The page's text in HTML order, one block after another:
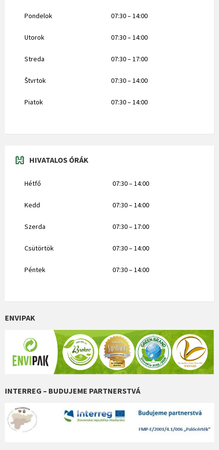
Pondelok 07:30 – 14:00
Utorok 07:30 – 14:00
Streda 07:30 – 17:00
Štvrtok 07:30 – 14:00
Piatok 07:30 – 14:00
HIVATALOS ÓRÁK
Hétfő 07:30 – 14:00
Kedd 07:30 – 14:00
Szerda 07:30 – 17:00
Csütörtök 07:30 – 14:00
Péntek 07:30 – 14:00
ENVIPAK
INTERREG – BUDUJEME PARTNERSTVÁ